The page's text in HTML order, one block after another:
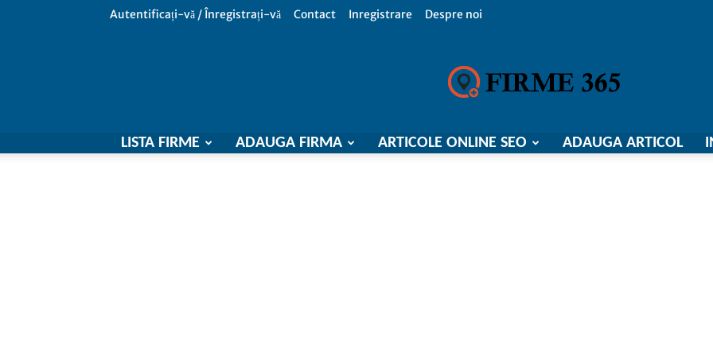
Autentificați-vă / Înregistrați-vă Contact Inregistrare Despre noi
Firme
LISTA FIRME ADAUGA FIRMA ARTICOLE ONLINE SEO ADAUGA ARTICOL